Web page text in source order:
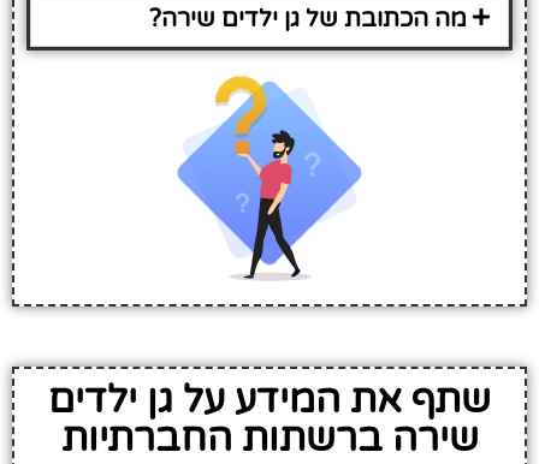
מה הכתובת של גן ילדים שירה?
שתף את המידע על גן ילדים
שירה ברשתות החברתיות